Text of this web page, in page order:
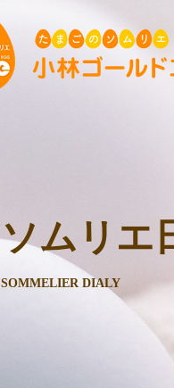
ソムリエ
SOMMELIER DIALY